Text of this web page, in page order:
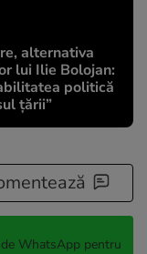
alternativa
lui Ilie Bolojan:
politică
țării”
WhatsApp pentru